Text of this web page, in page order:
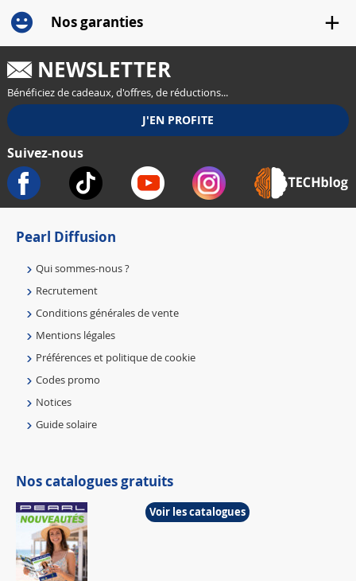
Nos garanties
NEWSLETTER
Bénéficiez de cadeaux, d'offres, de réductions...
Suivez-nous
Pearl Diffusion
Qui sommes-nous ?
Recrutement
Conditions générales de vente
Mentions légales
Préférences et politique de cookie
Codes promo
Notices
Guide solaire
Nos catalogues gratuits
Voir les catalogues